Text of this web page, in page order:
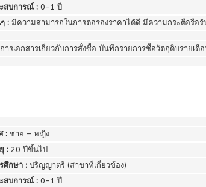
สบการณ์ : 0-1 ปี
: มีความสามารถในการต่อรองราคาได้ดี มีความกระตือรือร้
ารเอกสารเกี่ยวกับการสั่งซื้อ บันทึกรายการซื้อวัตถุดิบรายเดื
: ชาย – หญิง
: 20 ปีขึ้นไป
ศึกษา : ปริญญาตรี (สาขาที่เกี่ยวข้อง)
สบการณ์ : 0-1 ปี